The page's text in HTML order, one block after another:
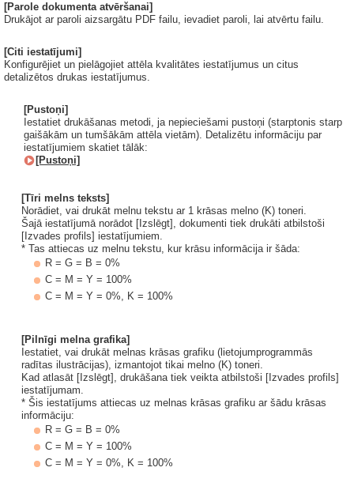
[Parole dokumenta atvēršanai]
Drukājot ar paroli aizsargātu PDF failu, ievadiet paroli, lai atvērtu failu.
[Citi iestatījumi]
Konfigurējiet un pielāgojiet attēla kvalitātes iestatījumus un citus
detalizētos drukas iestatījumus.
[Pustoņi]
Iestatiet drukāšanas metodi, ja nepieciešami pustoņi (starptonis starp
gaišākām un tumšākām attēla vietām). Detalizētu informāciju par
iestatījumiem skatiet tālāk:
[Pustoņi]
[Tīri melns teksts]
Norādiet, vai drukāt melnu tekstu ar 1 krāsas melno (K) toneri.
Šajā iestatījumā norādot [Izslēgt], dokumenti tiek drukāti atbilstoši
[Izvades profils] iestatījumiem.
* Tas attiecas uz melnu tekstu, kur krāsu informācija ir šāda:
R = G = B = 0%
C = M = Y = 100%
C = M = Y = 0%, K = 100%
[Pilnīgi melna grafika]
Iestatiet, vai drukāt melnas krāsas grafiku (lietojumprogrammās
radītas ilustrācijas), izmantojot tikai melno (K) toneri.
Kad atlasāt [Izslēgt], drukāšana tiek veikta atbilstoši [Izvades profils]
iestatījumam.
* Šis iestatījums attiecas uz melnas krāsas grafiku ar šādu krāsas
informāciju:
R = G = B = 0%
C = M = Y = 100%
C = M = Y = 0%, K = 100%